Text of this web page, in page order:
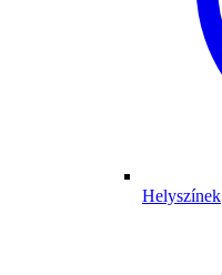
Helyszínek